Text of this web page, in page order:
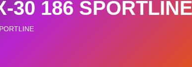
30 186 SPORTLINE